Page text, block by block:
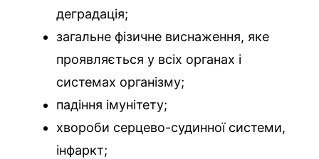
деградація;
загальне фізичне виснаження, яке
проявляється у всіх органах і
системах організму;
падіння імунітету;
хвороби серцево-судинної системи,
інфаркт;